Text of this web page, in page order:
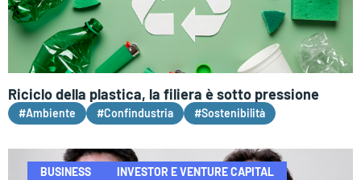
Riciclo della plastica, la filiera è sotto pressione
#Ambiente #Confindustria #Sostenibilità
BUSINESS INVESTOR E VENTURE CAPITAL